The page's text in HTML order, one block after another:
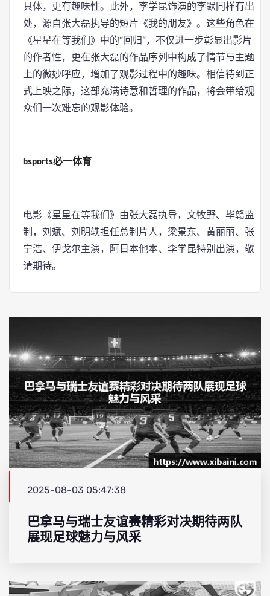
具体，更有趣味性。此外，李学昆饰演的李默同样有出
处，源自张大磊执导的短片《我的朋友》。这些角色在
《星星在等我们》中的“回归”，不仅进一步彰显出影片
的作者性，更在张大磊的作品序列中构成了情节与主题
上的微妙呼应，增加了观影过程中的趣味。相信待到正
式上映之际，这部充满诗意和哲理的作品，将会带给观
众们一次难忘的观影体验。
bsports必一体育
电影《星星在等我们》由张大磊执导，文牧野、毕赣监
制，刘斌、刘明轶担任总制片人，梁景东、黄丽丽、张
宁浩、伊戈尔主演，阿日本他本、李学昆特别出演，敬
请期待。
2025-08-03 05:47:38
巴拿马与瑞士友谊赛精彩对决期待两队
展现足球魅力与风采